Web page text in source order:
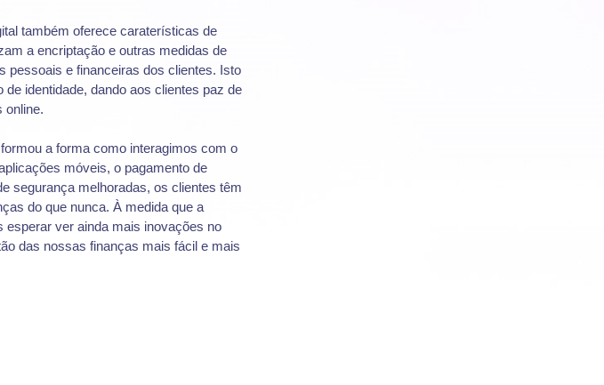
também oferece caraterísticas de
a encriptação e outras medidas de
pessoais e financeiras dos clientes. Isto
identidade, dando aos clientes paz de
online.
a forma como interagimos com o
móveis, o pagamento de
segurança melhoradas, os clientes têm
do que nunca. À medida que a
esperar ver ainda mais inovações no
das nossas finanças mais fácil e mais